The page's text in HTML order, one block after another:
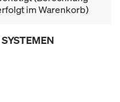
im Warenkorb)